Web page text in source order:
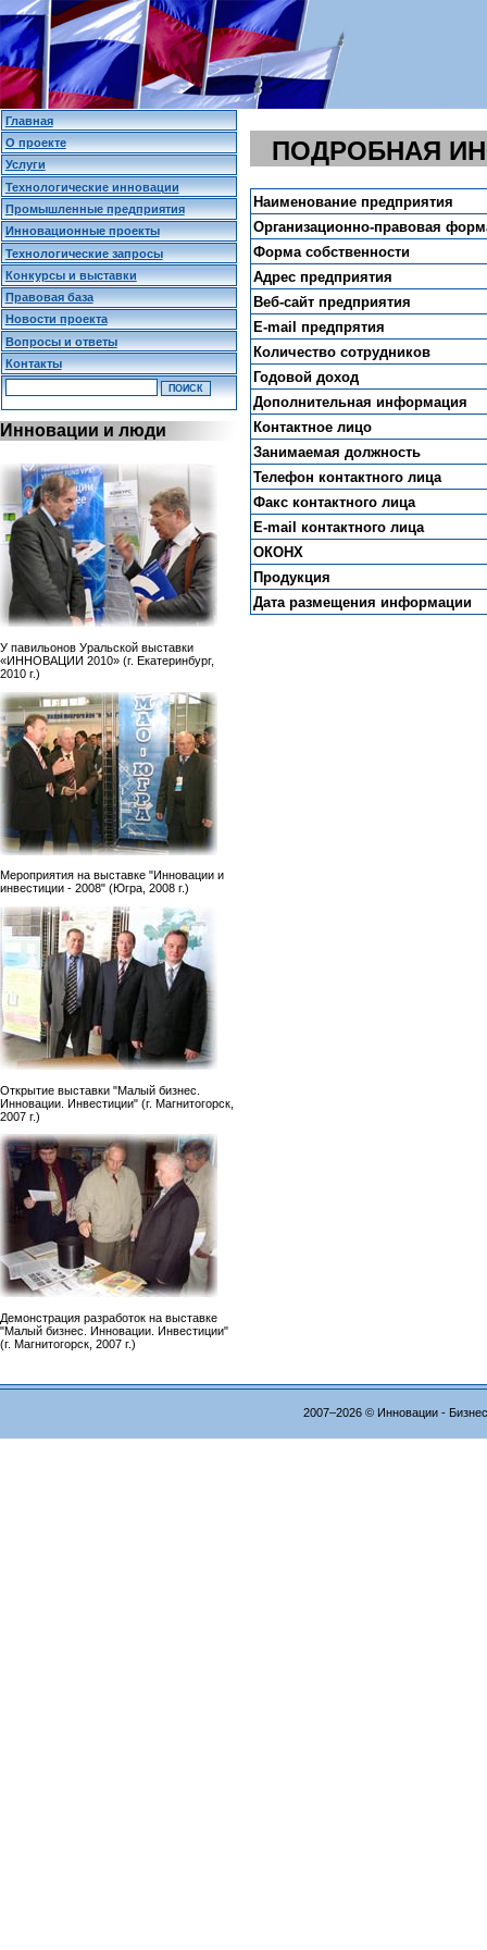
ПОДРОБНАЯ
Наименование предприятия
Организационно-правовая
Форма собственности
Адрес предприятия
Веб-сайт предприятия
E-mail предпрятия
Количество сотрудников
Годовой доход
Дополнительная информация
Контактное лицо
Занимаемая должность
Телефон контактного лица
Факс контактного лица
E-mail контактного лица
ОКОНХ
Продукция
Дата размещения информации
Главная
О проекте
Услуги
Технологические инновации
Промышленные предприятия
Инновационные проекты
Технологические запросы
Конкурсы и выставки
Правовая база
Новости проекта
Вопросы и ответы
Контакты
Инновации и люди
У павильонов Уральской выставки
«ИННОВАЦИИ 2010» (г. Екатеринбург,
2010 г.)
Мероприятия на выставке "Инновации и
инвестиции - 2008" (Югра, 2008 г.)
Открытие выставки "Малый бизнес.
Инновации. Инвестиции" (г. Магнитогорск,
2007 г.)
Демонстрация разработок на выставке
"Малый бизнес. Инновации. Инвестиции"
(г. Магнитогорск, 2007 г.)
2007–2026 © Инновации -